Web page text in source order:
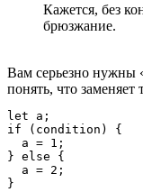
Кажется, без
брюзжание.
Вам серьезно нужны
понять, что заменяет
let a;
if (condition) {
  a = 1;
} else {
  a = 2;
}